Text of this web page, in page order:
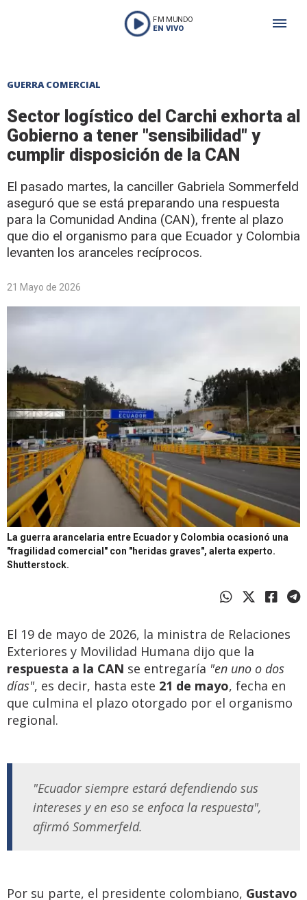
FM MUNDO
EN VIVO
GUERRA COMERCIAL
Sector logístico del Carchi exhorta al
Gobierno a tener "sensibilidad" y
cumplir disposición de la CAN
El pasado martes, la canciller Gabriela Sommerfeld
aseguró que se está preparando una respuesta
para la Comunidad Andina (CAN), frente al plazo
que dio el organismo para que Ecuador y Colombia
levanten los aranceles recíprocos.
21 Mayo de 2026
La guerra arancelaria entre Ecuador y Colombia ocasionó una
"fragilidad comercial" con "heridas graves", alerta experto.
Shutterstock.
El 19 de mayo de 2026, la ministra de Relaciones
Exteriores y Movilidad Humana dijo que la
respuesta a la CAN se entregaría "en uno o dos
días", es decir, hasta este 21 de mayo, fecha en
que culmina el plazo otorgado por el organismo
regional.
"Ecuador siempre estará defendiendo sus
intereses y en eso se enfoca la respuesta",
afirmó Sommerfeld.
Por su parte, el presidente colombiano, Gustavo